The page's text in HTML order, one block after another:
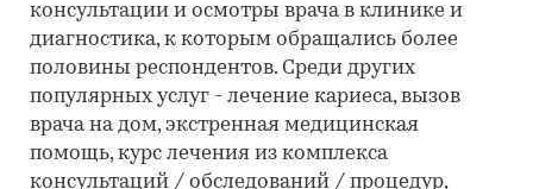
консультации и осмотры врача в клинике и
диагностика, к которым обращались более
половины респондентов. Среди других
популярных услуг - лечение кариеса, вызов
врача на дом, экстренная медицинская
помощь, курс лечения из комплекса
консультаций / обследований / процедур,